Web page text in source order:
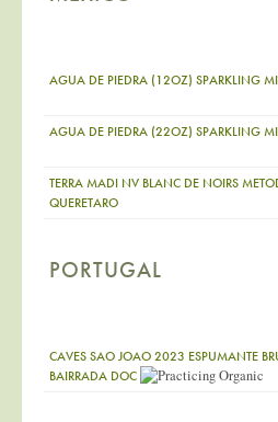
AGUA DE PIEDRA (12OZ) SPARKLING
AGUA DE PIEDRA (22OZ) SPARKLING
TERRA MADI NV BLANC DE NOIRS
QUERETARO
PORTUGAL
CAVES SAO JOAO 2023 ESPUMANTE
BAIRRADA DOC